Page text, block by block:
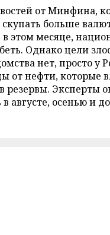
от Минфина,
скупать больше
этом месяце,
Однако цели
нет, просто у
от нефти, которые
резервы. Эксперты
августе, осенью и